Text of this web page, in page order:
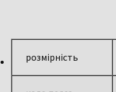
розмірність